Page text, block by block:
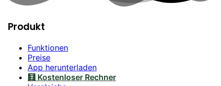
Produkt
Funktionen
Preise
App herunterladen
🧮 Kostenloser Rechner